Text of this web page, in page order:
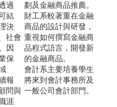
過
結
決
社會
因
保
報
問與
涯
劃及金融商品推薦。
財工系較著重在金融
商品的設計與研發，
重視如何撰寫金融商
品程式語言，開發新
的金融商品。
會計系主要培養學生
將來到會計事務所及
一般公司會計部門。